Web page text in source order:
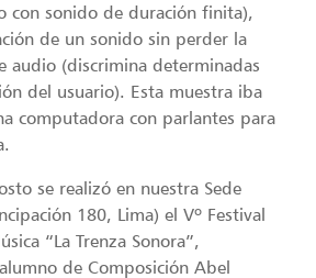
con sonido de duración finita),
de un sonido sin perder la
audio (discrimina determinadas
del usuario). Esta muestra iba
computadora con parlantes para
se realizó en nuestra Sede
180, Lima) el Vº Festival
“La Trenza Sonora”,
de Composición Abel